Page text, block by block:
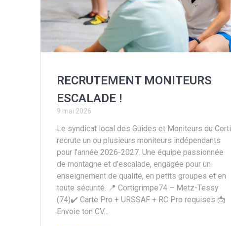
RECRUTEMENT MONITEURS
ESCALADE !
9 mai 2026
Le syndicat local des Guides et Moniteurs du Corti
recrute un ou plusieurs moniteurs indépendants
pour l’année 2026-2027. Une équipe passionnée
de montagne et d’escalade, engagée pour un
enseignement de qualité, en petits groupes et en
toute sécurité. 📍 Cortigrimpe74 – Metz-Tessy
(74)✔️ Carte Pro + URSSAF + RC Pro requises 📩
Envoie ton CV…